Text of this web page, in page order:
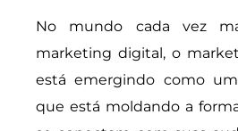
No mundo cada vez
marketing digital, o
está emergindo como
que está moldando a